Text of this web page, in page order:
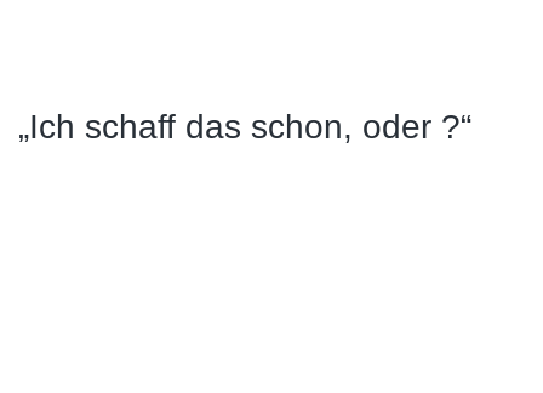
„Ich schaff das schon, oder ?“